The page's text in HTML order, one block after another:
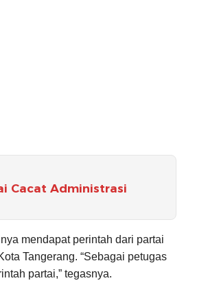
Cacat Administrasi
mendapat perintah dari partai
Tangerang. “Sebagai petugas
partai,” tegasnya.